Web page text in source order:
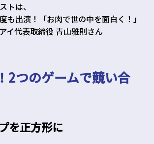
トは、
も出演！「お肉で世の中を面白く！」
イ代表取締役 青山雅則さん
2つのゲームで競い合
を正方形に